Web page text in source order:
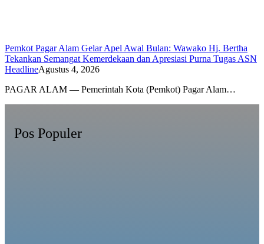
Pemkot Pagar Alam Gelar Apel Awal Bulan: Wawako Hj. Bertha
Tekankan Semangat Kemerdekaan dan Apresiasi Purna Tugas ASN
HeadlineAgustus 4, 2026
PAGAR ALAM — Pemerintah Kota (Pemkot) Pagar Alam…
Pos Populer